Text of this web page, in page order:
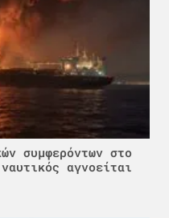
συμφερόντων στο
αγνοείται